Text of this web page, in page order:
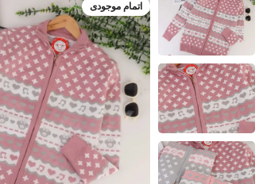
اتمام موجودی